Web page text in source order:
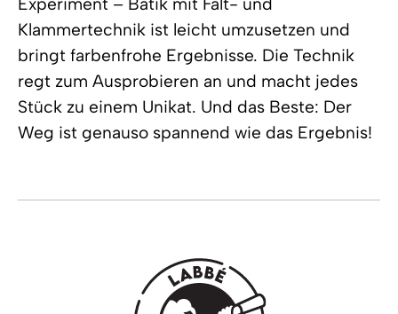
Klammertechnik ist leicht umzusetzen und
bringt farbenfrohe Ergebnisse. Die Technik
regt zum Ausprobieren an und macht jedes
Stück zu einem Unikat. Und das Beste: Der
Weg ist genauso spannend wie das Ergebnis!